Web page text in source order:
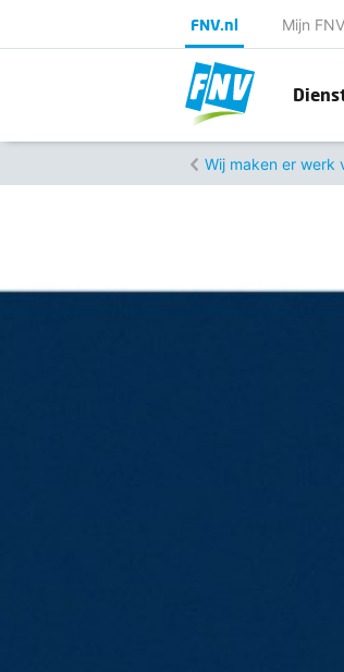
FNV.nl Mijn FNV
Wij maken er werk